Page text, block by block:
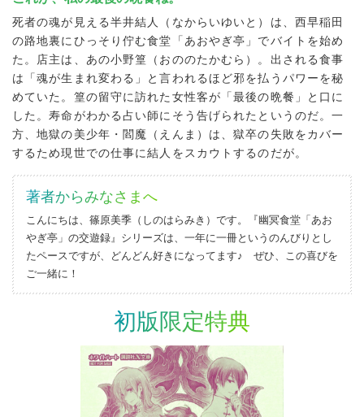
死者の魂が見える半井結人（なからいゆいと）は、西早稲田
の路地裏にひっそり佇む食堂「あおやぎ亭」でバイトを始め
た。店主は、あの小野篁（おののたかむら）。出される食事
は「魂が生まれ変わる」と言われるほど邪を払うパワーを秘
めていた。篁の留守に訪れた女性客が「最後の晩餐」と口に
した。寿命がわかる占い師にそう告げられたというのだ。一
方、地獄の美少年・閻魔（えんま）は、獄卒の失敗をカバー
するため現世での仕事に結人をスカウトするのだが。
著者からみなさまへ
こんにちは、篠原美季（しのはらみき）です。『幽冥食堂「あお
やぎ亭」の交遊録』シリーズは、一年に一冊というのんびりとし
たペースですが、どんどん好きになってます♪ ぜひ、この喜びを
ご一緒に！
初版限定特典